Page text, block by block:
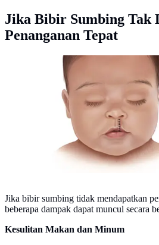
Jika Bibir Sumbing Tak
Penanganan Tepat
Operasi bibir sumbing (Foto:
Jika bibir sumbing tidak mendapatkan
beberapa dampak dapat muncul secara
Kesulitan Makan dan Minum